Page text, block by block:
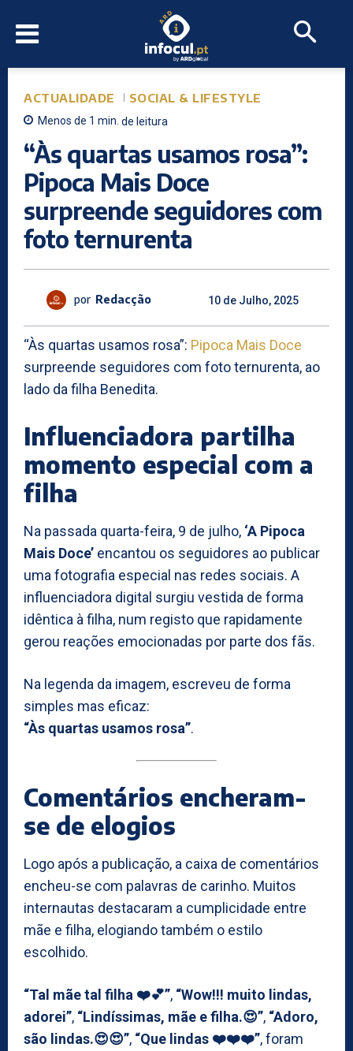
ACTUALIDADE SOCIAL & LIFESTYLE
Menos de 1 min. de leitura
“Às quartas usamos rosa”:
Pipoca Mais Doce
surpreende seguidores com
foto ternurenta
por Redacção 10 de Julho, 2025
“Às quartas usamos rosa”: Pipoca Mais Doce
surpreende seguidores com foto ternurenta, ao
lado da filha Benedita.
Influenciadora partilha
momento especial com a
filha
Na passada quarta-feira, 9 de julho, ‘A Pipoca
Mais Doce’ encantou os seguidores ao publicar
uma fotografia especial nas redes sociais. A
influenciadora digital surgiu vestida de forma
idêntica à filha, num registo que rapidamente
gerou reações emocionadas por parte dos fãs.
Na legenda da imagem, escreveu de forma
simples mas eficaz:
“Às quartas usamos rosa”.
Comentários encheram-
se de elogios
Logo após a publicação, a caixa de comentários
encheu-se com palavras de carinho. Muitos
internautas destacaram a cumplicidade entre
mãe e filha, elogiando também o estilo
escolhido.
“Tal mãe tal filha ❤️💕”, “Wow!!! muito lindas,
adorei”, “Lindíssimas, mãe e filha.😍”, “Adoro,
são lindas.😍😍”, “Que lindas ❤️❤️❤️”, foram